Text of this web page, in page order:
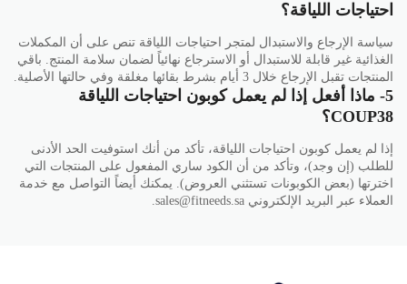
احتياجات اللياقة؟
سياسة الإرجاع والاستبدال لمتجر احتياجات اللياقة تنص على أن المكملات
الغذائية غير قابلة للاستبدال أو الاسترجاع نهائياً لضمان سلامة المنتج. باقي
المنتجات تقبل الإرجاع خلال 3 أيام بشرط بقائها مغلقة وفي حالتها الأصلية.
5- ماذا أفعل إذا لم يعمل كوبون احتياجات اللياقة
COUP38؟
إذا لم يعمل كوبون احتياجات اللياقة، تأكد من أنك استوفيت الحد الأدنى
للطلب (إن وجد)، وتأكد من أن الكود ساري المفعول على المنتجات التي
اخترتها (بعض الكوبونات تستثني العروض). يمكنك أيضاً التواصل مع خدمة
العملاء عبر البريد الإلكتروني sales@fitneeds.sa.